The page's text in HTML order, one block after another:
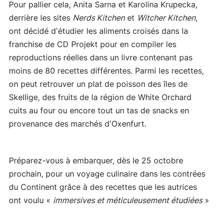
Pour pallier cela, Anita Sarna et Karolina Krupecka,
derrière les sites Nerds Kitchenet Witcher Kitchen,
ont décidé d’étudier les aliments croisés dans la
franchise de CD Projekt pour en compiler les
reproductions réelles dans un livre contenant pas
moins de 80 recettes différentes. Parmi les recettes,
on peut retrouver un plat de poisson des îles de
Skellige, des fruits de la région de White Orchard
cuits au four ou encore tout un tas de snacks en
provenance des marchés d’Oxenfurt.
Préparez-vous à embarquer, dès le 25 octobre
prochain, pour un voyage culinaire dans les contrées
du Continent grâce à des recettes que les autrices
ont voulu « immersives et méticuleusement étudiées»